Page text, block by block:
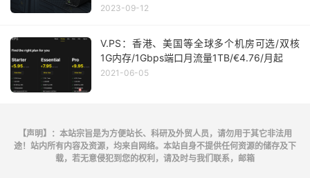
2023-09-12
V.PS：香港、美国等全球多个机房可选/双核
1G内存/1Gbps端口月流量1TB/€4.76/月起
2021-06-05
【声明】：本站宗旨是为方便站长、科研及外贸人员，请勿用于其它非法用
途！站内所有内容及资源，均来自网络。本站自身不提供任何资源的储存及下
载，若无意侵犯到您的权利，请及时与我们联系，邮箱